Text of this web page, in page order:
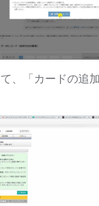
、「カードの追